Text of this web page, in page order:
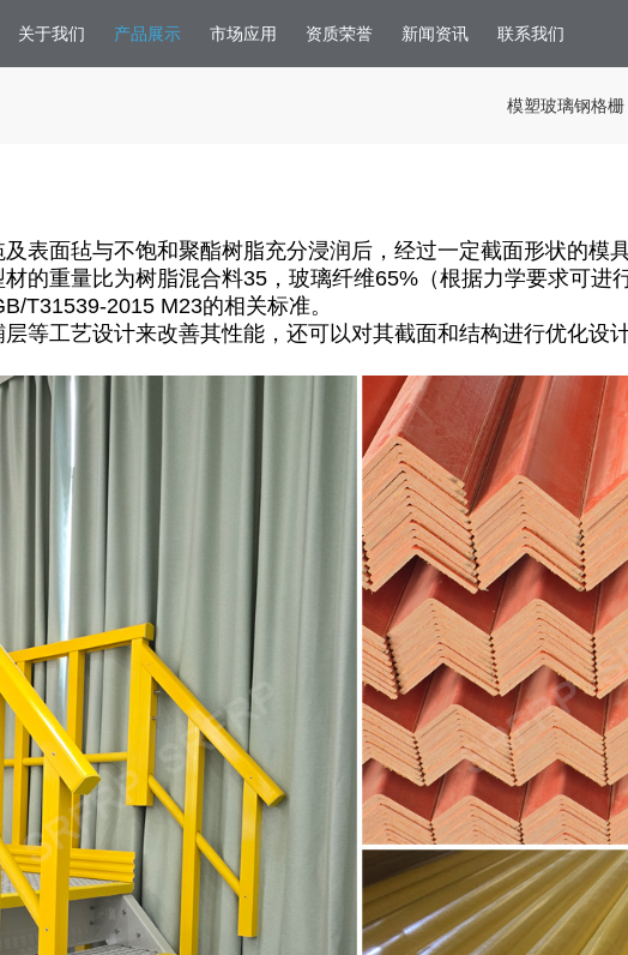
关于我们 产品展示 市场应用 资质荣誉 新闻资讯 联系我们
模塑玻璃钢格栅
表面毡与不饱和聚酯树脂充分浸润后，经过一定截面形状的模
的重量比为树脂混合料35 ，玻璃纤维65% （根据力学要求可
T31539-2015 M23的相关标准。
等工艺设计来改善其性能，还可以对其截面和结构进行优化设